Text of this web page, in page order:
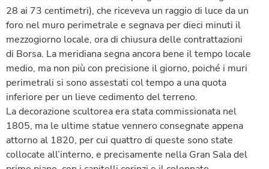
28 ai 73 centimetri), che riceveva un raggio di luce da un
foro nel muro perimetrale e segnava per dieci minuti il
mezzogiorno locale, ora di chiusura delle contrattazioni
di Borsa. La meridiana segna ancora bene il tempo locale
medio, ma non più con precisione il giorno, poiché i muri
perimetrali si sono assestati col tempo a una quota
inferiore per un lieve cedimento del terreno.
La decorazione scultorea era stata commissionata nel
1805, ma le ultime statue vennero consegnate appena
attorno al 1820, per cui quattro di queste sono state
collocate all’interno, e precisamente nella Gran Sala del